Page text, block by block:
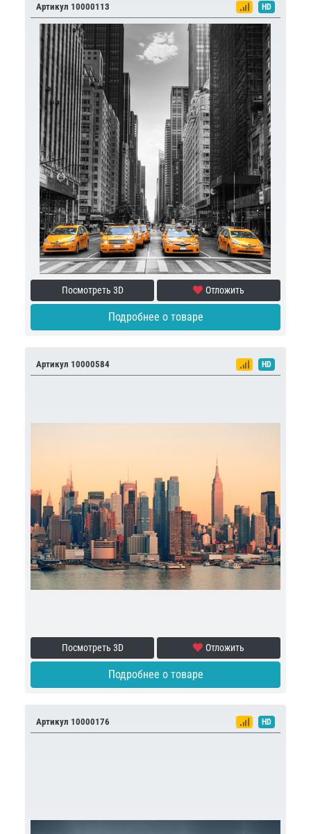
Артикул 10000113 HD
Посмотреть 3D Отложить
Подробнее о товаре
Артикул 10000584 HD
Посмотреть 3D Отложить
Подробнее о товаре
Артикул 10000176 HD